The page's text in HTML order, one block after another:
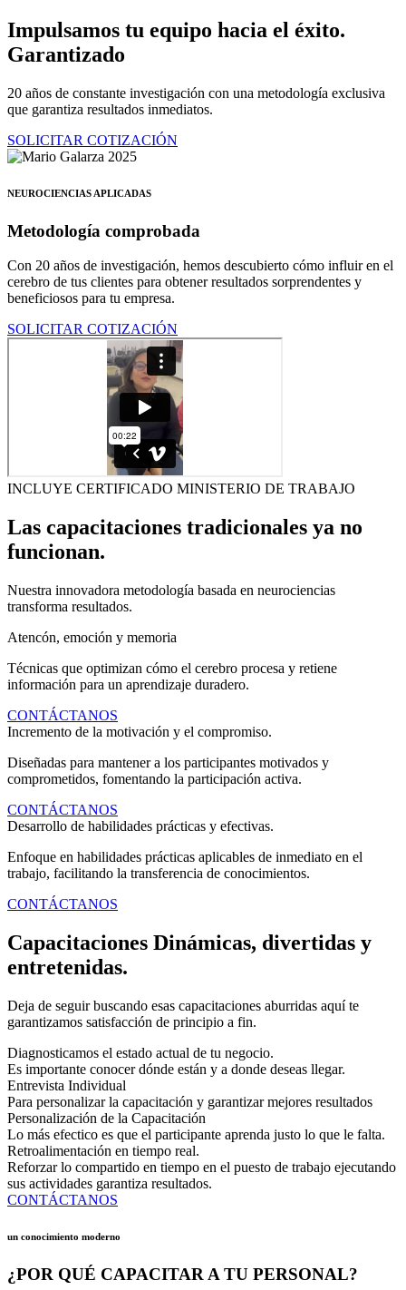
Ir
al
contenido
Impulsamos tu equipo hacia el éxito.
Garantizado
20 años de constante investigación con una metodología exclusiva
que garantiza resultados inmediatos.
SOLICITAR COTIZACIÓN
NEUROCIENCIAS APLICADAS
Metodología comprobada
Con 20 años de investigación, hemos descubierto cómo influir en el
cerebro de tus clientes para obtener resultados sorprendentes y
beneficiosos para tu empresa.
SOLICITAR COTIZACIÓN
INCLUYE CERTIFICADO MINISTERIO DE TRABAJO
Las capacitaciones tradicionales ya no
funcionan.
Nuestra innovadora metodología basada en neurociencias
transforma resultados.
Atencón, emoción y memoria
Técnicas que optimizan cómo el cerebro procesa y retiene
información para un aprendizaje duradero.
CONTÁCTANOS
Incremento de la motivación y el compromiso.
Diseñadas para mantener a los participantes motivados y
comprometidos, fomentando la participación activa.
CONTÁCTANOS
Desarrollo de habilidades prácticas y efectivas.
Enfoque en habilidades prácticas aplicables de inmediato en el
trabajo, facilitando la transferencia de conocimientos.
CONTÁCTANOS
Capacitaciones Dinámicas, divertidas y
entretenidas.
Deja de seguir buscando esas capacitaciones aburridas aquí te
garantizamos satisfacción de principio a fin.
Diagnosticamos el estado actual de tu negocio.
Es importante conocer dónde están y a donde deseas llegar.
Entrevista Individual
Para personalizar la capacitación y garantizar mejores resultados
Personalización de la Capacitación
Lo más efectico es que el participante aprenda justo lo que le falta.
Retroalimentación en tiempo real.
Reforzar lo compartido en tiempo en el puesto de trabajo ejecutando
sus actividades garantiza resultados.
CONTÁCTANOS
un conocimiento moderno
¿POR QUÉ CAPACITAR A TU PERSONAL?